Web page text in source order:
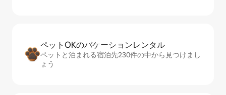
ペットOKのバ⁠ケ⁠ー⁠シ⁠ョ⁠ンレ⁠ン⁠タ⁠ル
ペットと泊まれる宿泊先230件の中から見つけまし
ょう